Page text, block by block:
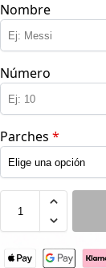
Nombre
Número
Parches *